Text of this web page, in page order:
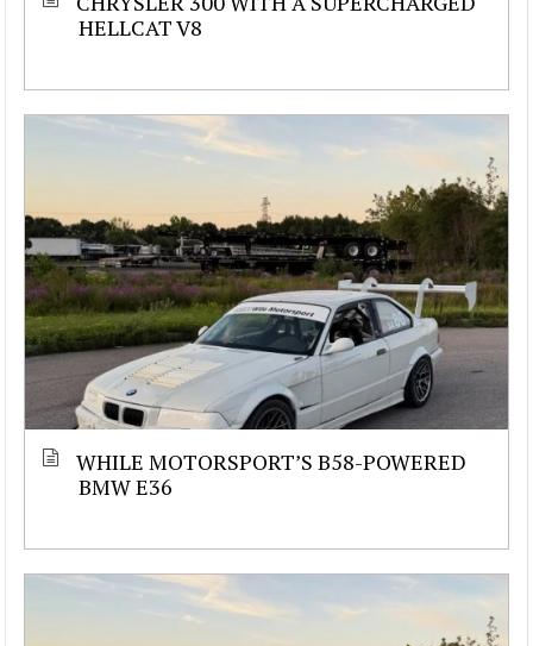
HELLCAT V8
WHILE MOTORSPORT’S B58-POWERED
BMW E36